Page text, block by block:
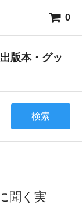
0
版本・グッ
検索
聞く実